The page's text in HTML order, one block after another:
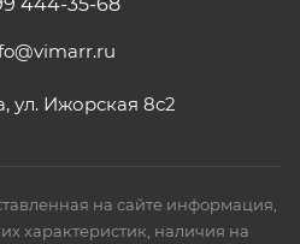
ул. Ижорская 8с2
на сайте информация,
характеристик, наличия на